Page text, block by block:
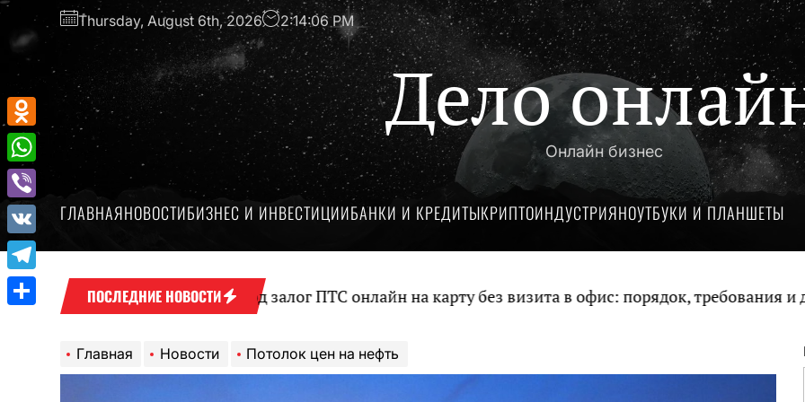
Перейти
содержимому
Thursday, August 6th, 2026 2:14:07 PM
Дело
Онлайн бизнес
ГЛАВНАЯНОВОСТИБИЗНЕС И ИНВЕСТИЦИИБАНКИ И КРЕДИТЫКРИПТОИНДУСТРИЯНОУТБУКИ И ПЛАНШЕТЫ
ПОСЛЕДНИЕ НОВОСТИ
Оформление займа под залог ПТС онлайн на карту без визита в офис: порядок, требования и
Главная Новости Потолок цен на нефть
Odnoklassniki
WhatsApp
Viber
VK
Telegram
Отправить